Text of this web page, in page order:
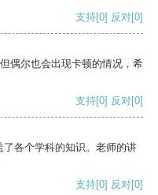
支持[0] 反对[0]
偶尔也会出现卡顿的情况，希
支持[0] 反对[0]
各个学科的知识。老师的讲
支持[0] 反对[0]